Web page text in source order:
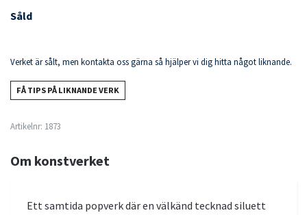
Såld
Verket är sålt, men kontakta oss gärna så hjälper vi dig hitta något liknande.
FÅ TIPS PÅ LIKNANDE VERK
Artikelnr: 1873
Om konstverket
Ett samtida popverk där en välkänd tecknad siluett